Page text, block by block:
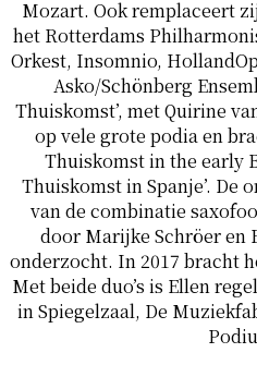
Mozart. Ook remplaceert
het Rotterdams
Orkest, Insomnio,
Asko/Schönberg
Thuiskomst’, met Quirine
op vele grote podia en
Thuiskomst in the early
Thuiskomst in Spanje’. De
van de combinatie
door Marijke Schröer en
onderzocht. In 2017 bracht
Met beide duo’s is Ellen
in Spiegelzaal, De